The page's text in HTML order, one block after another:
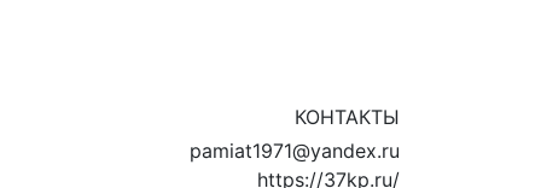
КОНТАКТЫ
pamiat1971@yandex.ru
https://37kp.ru/